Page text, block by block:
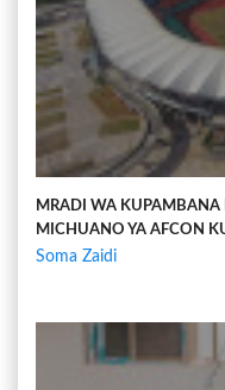
MRADI WA KUPAMBANA
MICHUANO YA AFCON
Soma Zaidi